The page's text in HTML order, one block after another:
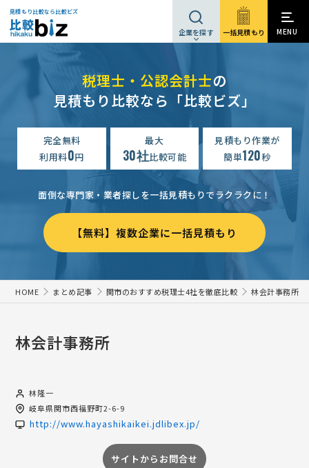
見積もり比較なら比較ビズ
企業を探す 一括見積もり MENU
税理士・公認会計士の
見積もり比較なら「比較ビズ」
完全無料
利用料0円
最大
30社比較可能
見積もり作業が
簡単120秒
面倒な専門家・業者探しを一括見積もりでラクラクに！
【無料】複数企業に一括見積もり
HOME まとめ記事 関市のおすすめ税理士4社を徹底比較 林会計事務所
林会計事務所
林隆一
岐阜県関市西福野町2-6-9
http://www.hayashikaikei.jdlibex.jp/
サイトからお問合せ